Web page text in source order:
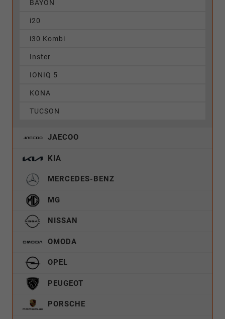
BAYON
i20
i30 Kombi
Inster
IONIQ 5
KONA
TUCSON
JAECOO
KIA
MERCEDES-BENZ
MG
NISSAN
OMODA
OPEL
PEUGEOT
PORSCHE